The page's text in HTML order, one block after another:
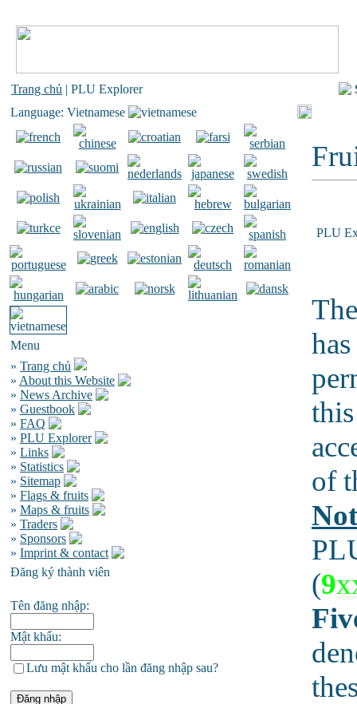
Trang chủ | PLU Explorer
Language: Vietnamese
Menu
» Trang chủ
» About this Website
» News Archive
» Guestbook
» FAQ
» PLU Explorer
» Links
» Statistics
» Sitemap
» Flags & fruits
» Maps & fruits
» Traders
» Sponsors
» Imprint & contact
Đăng ký thành viên
Tên đăng nhập:
Mật khẩu:
Lưu mật khẩu cho lần đăng nhập sau?
PLU
of
(9